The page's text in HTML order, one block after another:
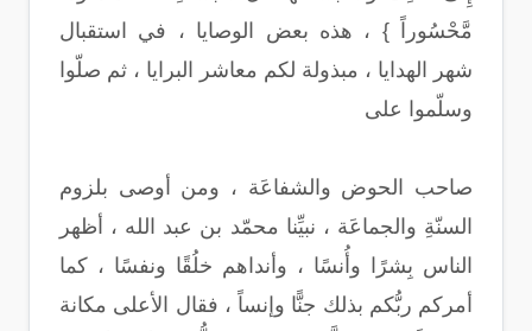
مَّحْسُوراً } ، هذه بعض الوصايا ، في استقبال
شهر الهدايا ، مبذولة لكم معاشر البرايا ، ثم صلّوا
وسلّموا على
صاحب الحوض والشفاعَة ، ومن أوصى بلزوم
السنّةِ والجماعَة ، نبيِّنا محمّد بن عبد الله ، أظهر
الناس بِشرًا وأُنسًا ، وأنداهم خلُقًا ونفسًا ، كما
أمركم ربُّكم بذلك جنًّا وإنساً ، فقال الأعلى مكانة